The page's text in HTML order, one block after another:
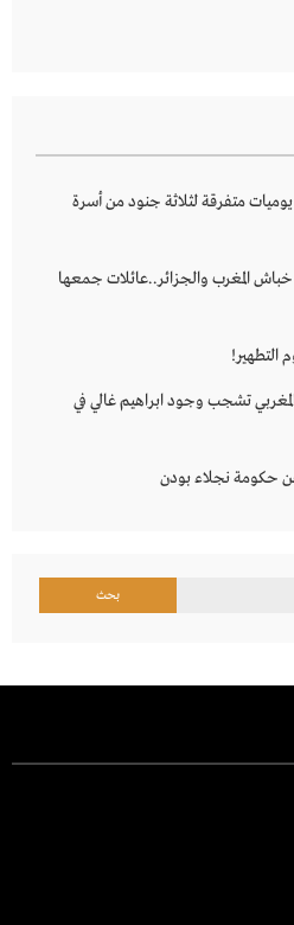
متفرقة لثلاثة جنود من أسرة
المغرب والجزائر..عائلات جمعها
التطهير!
تشجب وجود ابراهيم غالي في
حكومة نجلاء بودن